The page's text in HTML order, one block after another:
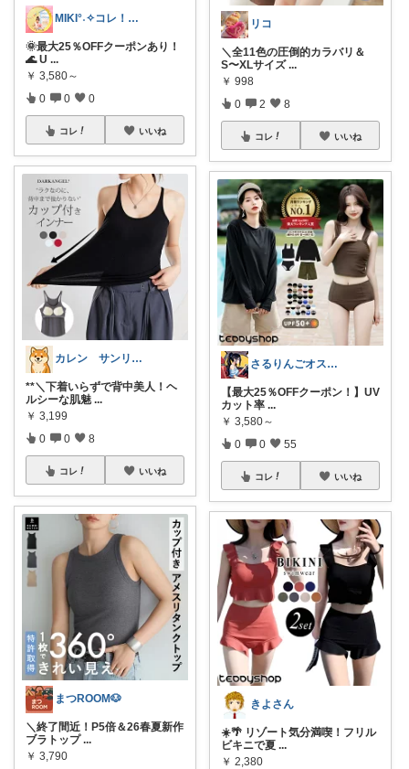
MIKI°˖✧コレ！歓迎✧˖°
🌞最大25％OFFクーポンあり！
🌊 U ...
￥ 3,580～
0 0 0
コレ いいね
カレン サンリオとディズニーが大好き
**＼下着いらずで背中美人！ヘ
ルシーな肌魅 ...
￥ 3,199
0 0 8
コレ いいね
まつROOM🐶
＼終了間近！P5倍＆26春夏新作
ブラトップ ...
￥ 3,790
リコ
＼全11色の圧倒的カラバリ＆
S〜XLサイズ ...
￥ 998
0 2 8
コレ いいね
さるりんごオススメちょっとしたプレゼント
【最大25％OFFクーポン！】UV
カット率 ...
￥ 3,580～
0 0 55
コレ いいね
きよさん
☀️🌴 リゾート気分満喫！フリル
ビキニで夏 ...
￥ 2,380